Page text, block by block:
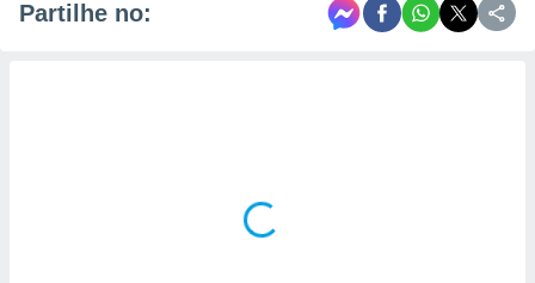
Partilhe no: